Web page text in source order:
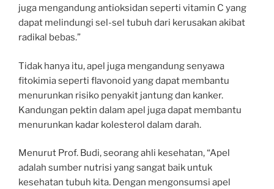
juga mengandung antioksidan seperti vitamin C yang
dapat melindungi sel-sel tubuh dari kerusakan akibat
radikal bebas.”
Tidak hanya itu, apel juga mengandung senyawa
fitokimia seperti flavonoid yang dapat membantu
menurunkan risiko penyakit jantung dan kanker.
Kandungan pektin dalam apel juga dapat membantu
menurunkan kadar kolesterol dalam darah.
Menurut Prof. Budi, seorang ahli kesehatan, “Apel
adalah sumber nutrisi yang sangat baik untuk
kesehatan tubuh kita. Dengan mengonsumsi apel